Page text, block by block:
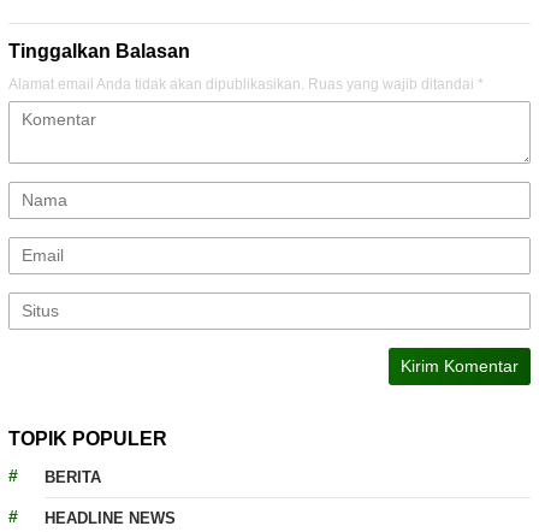
Tinggalkan Balasan
Alamat email Anda tidak akan dipublikasikan. Ruas yang wajib ditandai *
TOPIK POPULER
BERITA
HEADLINE NEWS